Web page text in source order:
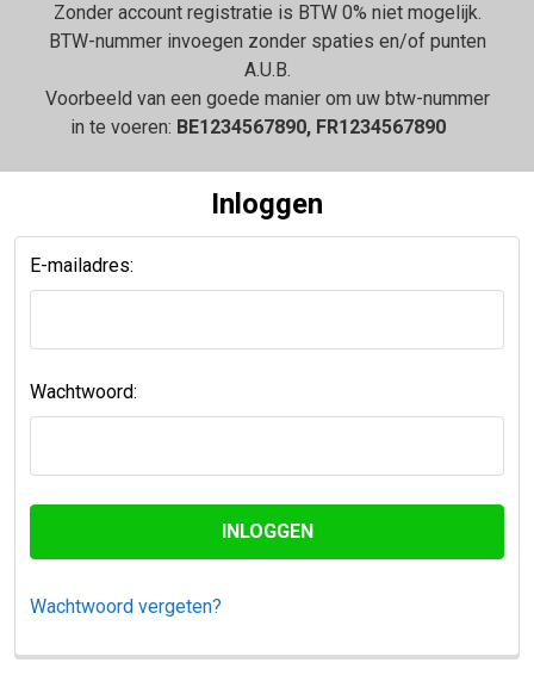
Zonder account registratie is BTW 0% niet mogelijk.
BTW-nummer invoegen zonder spaties en/of punten
A.U.B.
Voorbeeld van een goede manier om uw btw-nummer
in te voeren: BE1234567890, FR1234567890
Inloggen
E-mailadres:
Wachtwoord:
Wachtwoord vergeten?